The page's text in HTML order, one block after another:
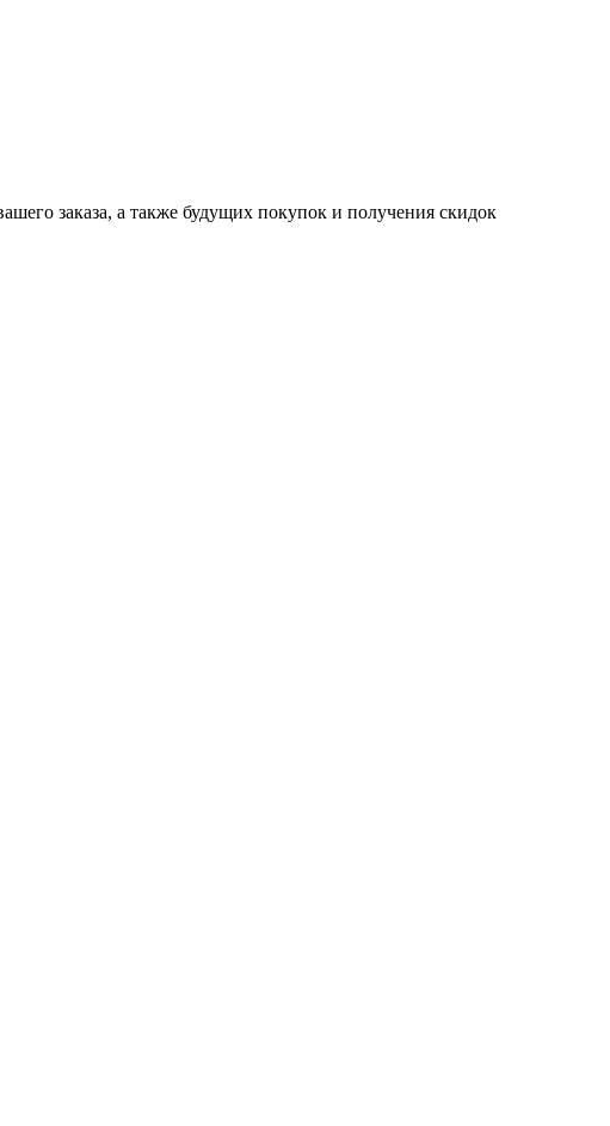
заказа, а также будущих покупок и получения скидок